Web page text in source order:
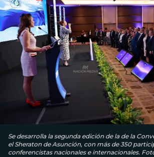
Se desarrolla la segunda edición de la de la
el Sheraton de Asunción, con más de 350
conferencistas nacionales e internacionales.